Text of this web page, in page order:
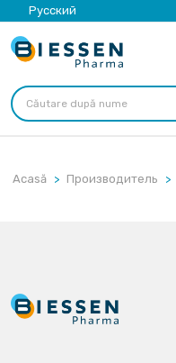
Русский
Acasă Производитель